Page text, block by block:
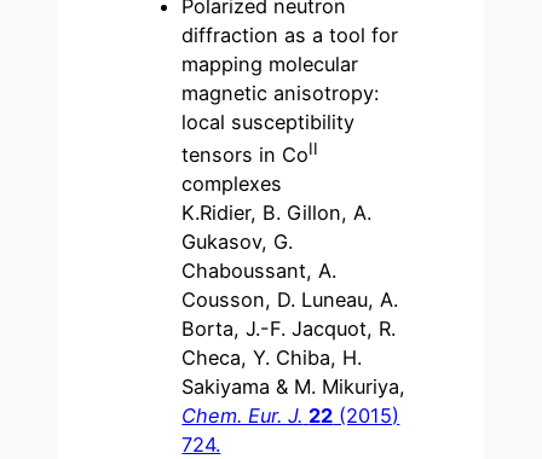
Polarized neutron
diffraction as a tool for
mapping molecular
magnetic anisotropy:
local susceptibility
tensors in CoII
complexes
K.Ridier, B. Gillon, A.
Gukasov, G.
Chaboussant, A.
Cousson, D. Luneau, A.
Borta, J.-F. Jacquot, R.
Checa, Y. Chiba, H.
Sakiyama & M. Mikuriya,
Chem. Eur. J. 22 (2015)
724.